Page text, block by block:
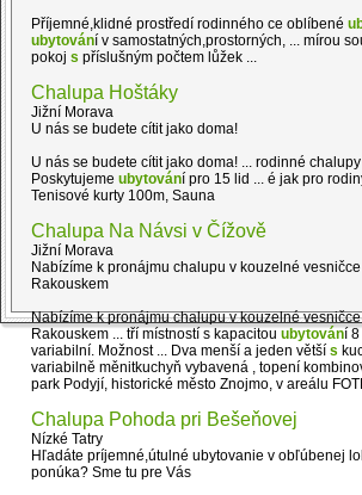
Příjemné,klidné prostředí rodinného ce oblíbené
ubytování v samostatných,prostorných, ... mírou
pokoj s příslušným počtem lůžek ...
Chalupa Hoštáky
Jižní Morava
U nás se budete cítit jako doma!
U nás se budete cítit jako doma! ... rodinné chalupy
Poskytujeme ubytování pro 15 lid ... é jak pro
Tenisové kurty 100m, Sauna
Chalupa Na Návsi v Čížově
Jižní Morava
Nabízíme k pronájmu chalupu v kouzelné
Rakouskem
Nabízíme k pronájmu chalupu v kouzelné
Rakouskem ... tří místností s kapacitou ubytování
variabilní. Možnost ... Dva menší a jeden větší s
variabilně měnitkuchyň vybavená , topení
park Podyjí, historické město Znojmo, v areálu
Chalupa Pohoda pri Bešeňovej
Nízké Tatry
Hľadáte príjemné,útulné ubytovanie v obľúbenej
ponúka? Sme tu pre Vás